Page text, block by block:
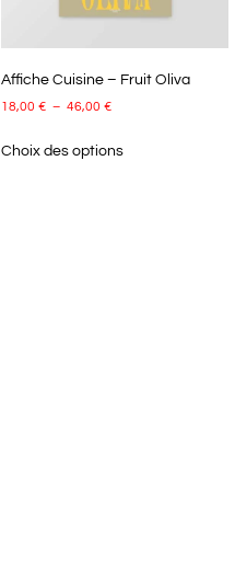
Affiche Cuisine – Fruit Oliva
18,00 € – 46,00 €
Choix des options